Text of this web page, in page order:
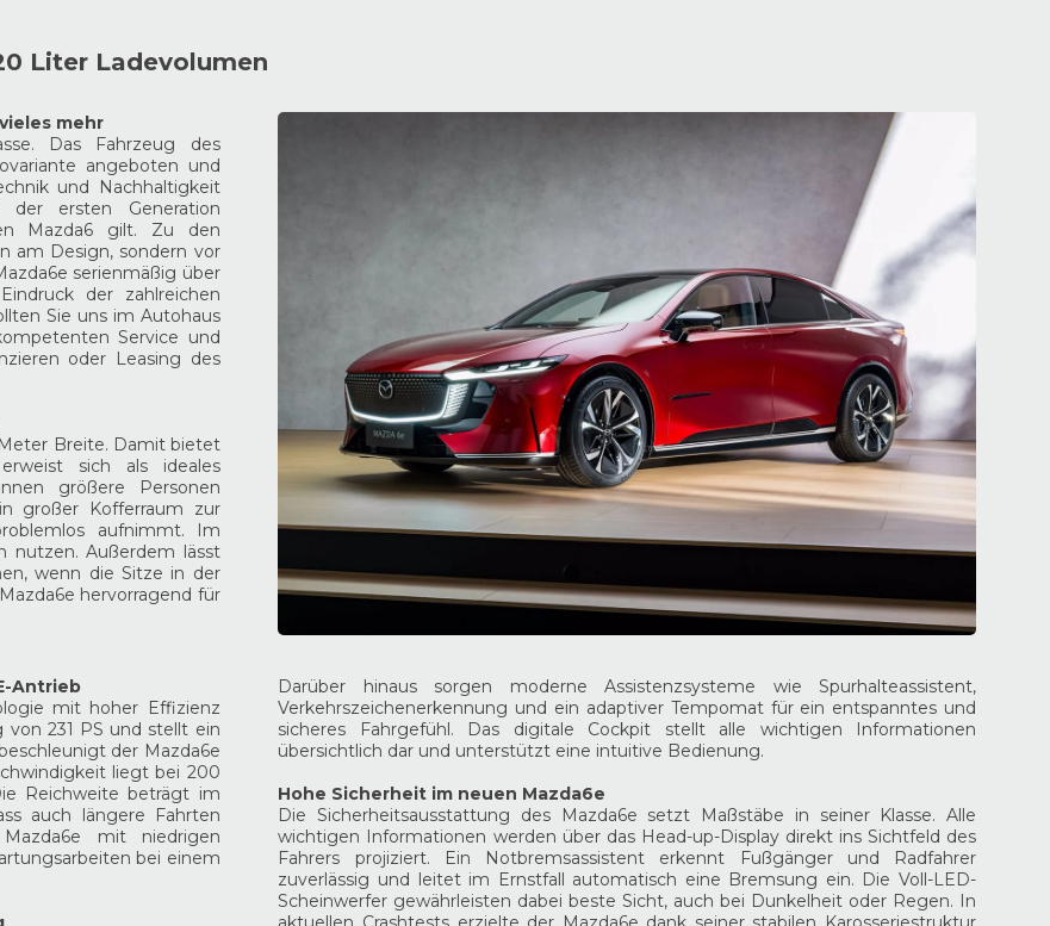
Liter Ladevolumen
mehr
Das Fahrzeug des
angeboten und
und Nachhaltigkeit
ersten Generation
Mazda6 gilt. Zu den
am Design, sondern vor
serienmäßig über
der zahlreichen
Sie uns im Autohaus
Service und
oder Leasing des
Breite. Damit bietet
sich als ideales
größere Personen
großer Kofferraum zur
aufnimmt. Im
nutzen. Außerdem lässt
wenn die Sitze in der
hervorragend für
Antrieb
mit hoher Effizienz
231 PS und stellt ein
der Mazda6e
liegt bei 200
Reichweite beträgt im
auch längere Fahrten
mit niedrigen
bei einem
Darüber hinaus sorgen moderne Assistenzsysteme wie Spurhalteassistent,
Verkehrszeichenerkennung und ein adaptiver Tempomat für ein entspanntes und
sicheres Fahrgefühl. Das digitale Cockpit stellt alle wichtigen Informationen
übersichtlich dar und unterstützt eine intuitive Bedienung.
Hohe Sicherheit im neuen Mazda6e
Die Sicherheitsausstattung des Mazda6e setzt Maßstäbe in seiner Klasse. Alle
wichtigen Informationen werden über das Head-up-Display direkt ins Sichtfeld des
Fahrers projiziert. Ein Notbremsassistent erkennt Fußgänger und Radfahrer
zuverlässig und leitet im Ernstfall automatisch eine Bremsung ein. Die Voll-LED-
Scheinwerfer gewährleisten dabei beste Sicht, auch bei Dunkelheit oder Regen. In